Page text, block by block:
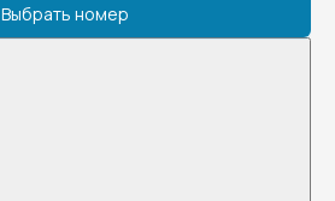
Выбрать номер